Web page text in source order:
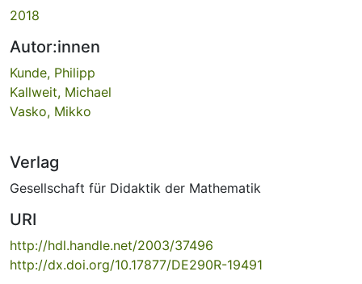
2018
Autor:innen
Kunde, Philipp
Kallweit, Michael
Vasko, Mikko
Verlag
Gesellschaft für Didaktik der Mathematik
URI
http://hdl.handle.net/2003/37496
http://dx.doi.org/10.17877/DE290R-19491